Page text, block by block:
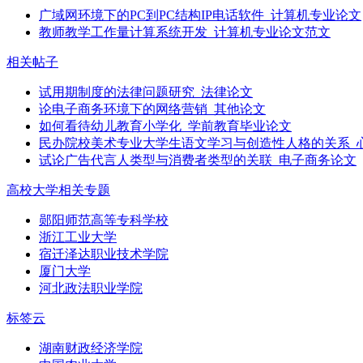
广域网环境下的PC到PC结构IP电话软件_计算机专业论文
教师教学工作量计算系统开发_计算机专业论文范文
相关帖子
试用期制度的法律问题研究_法律论文
论电子商务环境下的网络营销_其他论文
如何看待幼儿教育小学化_学前教育毕业论文
民办院校美术专业大学生语文学习与创造性人格的关系_
试论广告代言人类型与消费者类型的关联_电子商务论文
高校大学相关专题
郧阳师范高等专科学校
浙江工业大学
宿迁泽达职业技术学院
厦门大学
河北政法职业学院
标签云
湖南财政经济学院